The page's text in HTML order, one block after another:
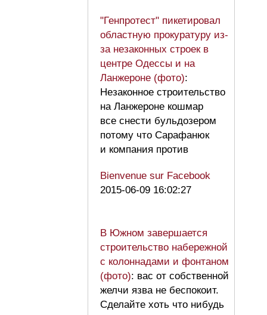
"Генпротест" пикетировал
областную прокуратуру из-
за незаконных строек в
центре Одессы и на
Ланжероне (фото):
Незаконное строительство
на Ланжероне кошмар
все снести бульдозером
потому что Сарафанюк
и компания против
Bienvenue sur Facebook
2015-06-09 16:02:27
В Южном завершается
строительство набережной
с колоннадами и фонтаном
(фото): вас от собственной
желчи язва не беспокоит.
Сделайте хоть что нибудь